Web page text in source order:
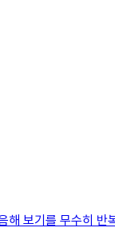
보기를 무수히